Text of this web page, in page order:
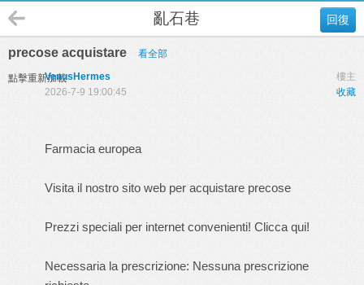
回復
亂石巷
precose acquistare 看全部
點擊重新加載 樓主
VenusHermes
收藏
2026-7-9 19:00:45
Farmacia europea
Visita il nostro sito web per acquistare precose
Prezzi speciali per internet convenienti! Clicca qui!
Necessaria la prescrizione: Nessuna prescrizione